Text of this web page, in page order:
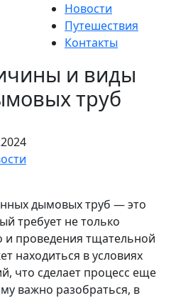
Новости
Путешествия
Контакты
и виды
труб
дымовых труб — это
требует не только
и проведения тщательной
находиться в условиях
что сделает процесс еще
важно разобраться, в